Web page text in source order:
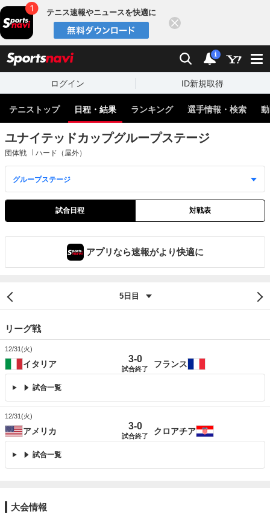
テニス速報やニュースを快適に
検索 通知
i
ログイン ID新規取得
テニストップ 日程・結果 ランキング 選手情報・検索
ユナイテッドカップグループステージ
団体戦 ハード（屋外）
試合日程 対戦表
アプリなら速報がより快適に
リーグ戦
12/31(火)
イタリア 3-0
試合終了
フランス
試合一覧
12/31(火)
アメリカ 3-0
試合終了
クロアチア
試合一覧
大会情報